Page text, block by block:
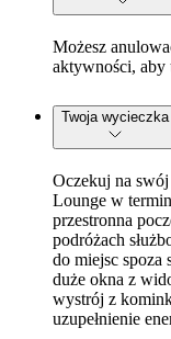
Możesz
aktywności, aby
Twoja wycieczka
Oczekuj na
Lounge w
przestronna
podróżach
do miejsc spoza
duże okna z
wystrój z
uzupełnienie